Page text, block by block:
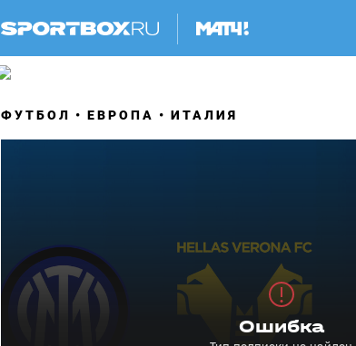
ФУТБОЛ ЕВРОПА ИТАЛИЯ